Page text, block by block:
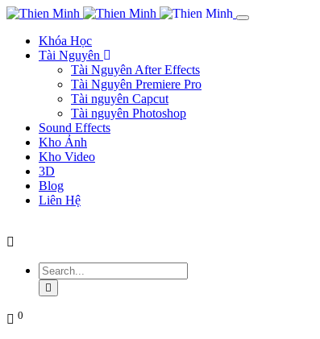
Khóa Học
Tài Nguyên
Tài Nguyên After Effects
Tài Nguyên Premiere Pro
Tài nguyên Capcut
Tài nguyên Photoshop
Sound Effects
Kho Ảnh
Kho Video
3D
Blog
Liên Hệ
0